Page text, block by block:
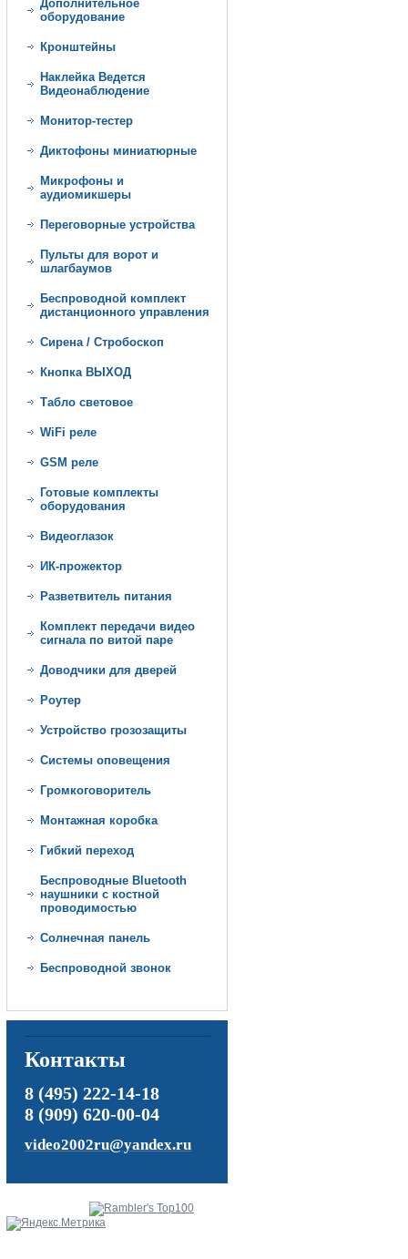
Дополнительное
оборудование
Кронштейны
Наклейка Ведется
Видеонаблюдение
Монитор-тестер
Диктофоны миниатюрные
Микрофоны и
аудиомикшеры
Переговорные устройства
Пульты для ворот и
шлагбаумов
Беспроводной комплект
дистанционного управления
Сирена / Стробоскоп
Кнопка ВЫХОД
Табло световое
WiFi реле
GSM реле
Готовые комплекты
оборудования
Видеоглазок
ИК-прожектор
Разветвитель питания
Комплект передачи видео
сигнала по витой паре
Доводчики для дверей
Роутер
Устройство грозозащиты
Системы оповещения
Громкоговоритель
Монтажная коробка
Гибкий переход
Беспроводные Bluetooth
наушники с костной
проводимостью
Солнечная панель
Беспроводной звонок
Контакты
8 (495) 222-14-18
8 (909) 620-00-04
video2002ru@yandex.ru